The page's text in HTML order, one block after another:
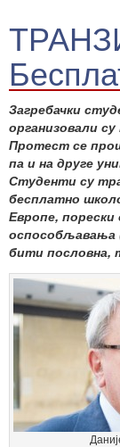
Загребачки
организовали
Протест се
па и на друге
Студенти су
бесплатно
Европе,
оспособљавања
бити пословна,